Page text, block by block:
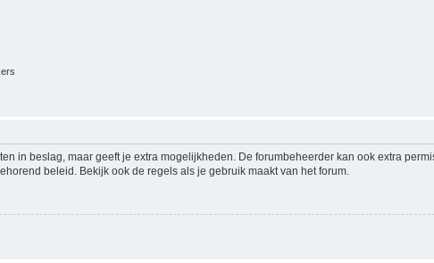
in beslag, maar geeft je extra mogelijkheden. De forumbeheerder kan ook extra
beleid. Bekijk ook de regels als je gebruik maakt van het forum.